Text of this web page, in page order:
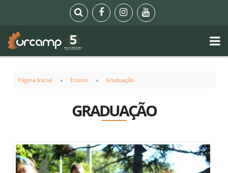
Página Inicial Ensino Graduação
GRADUAÇÃO